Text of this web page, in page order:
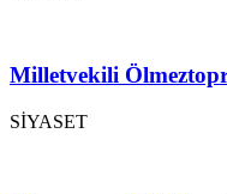
Milletvekili
SİYASET